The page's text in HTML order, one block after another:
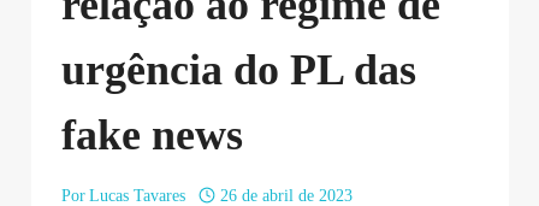
urgência do PL das
fake news
Por Lucas Tavares
26 de abril de 2023